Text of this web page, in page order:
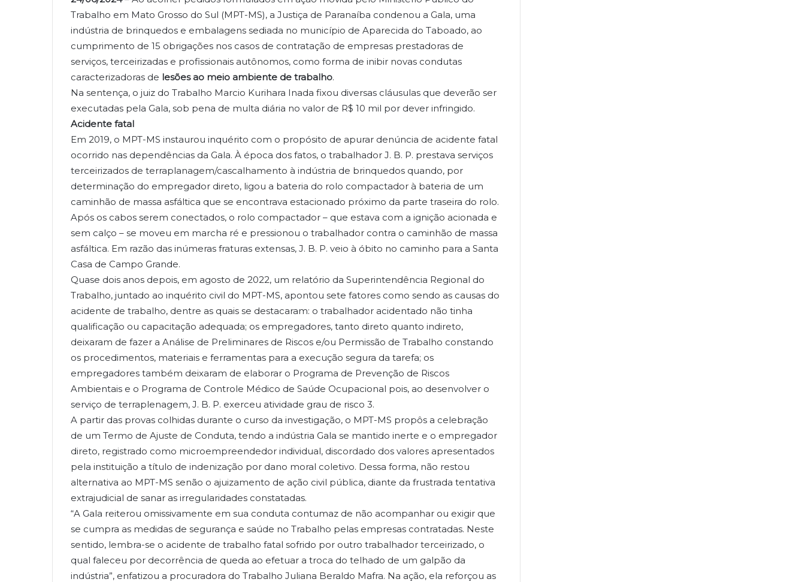
Trabalho em Mato Grosso do Sul (MPT-MS), a Justiça de Paranaíba condenou a Gala, uma
indústria de brinquedos e embalagens sediada no município de Aparecida do Taboado, ao
cumprimento de 15 obrigações nos casos de contratação de empresas prestadoras de
serviços, terceirizadas e profissionais autônomos, como forma de inibir novas condutas
caracterizadoras de lesões ao meio ambiente de trabalho.
Na sentença, o juiz do Trabalho Marcio Kurihara Inada fixou diversas cláusulas que deverão ser
executadas pela Gala, sob pena de multa diária no valor de R$ 10 mil por dever infringido.
Acidente fatal
Em 2019, o MPT-MS instaurou inquérito com o propósito de apurar denúncia de acidente fatal
ocorrido nas dependências da Gala. À época dos fatos, o trabalhador J. B. P. prestava serviços
terceirizados de terraplanagem/cascalhamento à indústria de brinquedos quando, por
determinação do empregador direto, ligou a bateria do rolo compactador à bateria de um
caminhão de massa asfáltica que se encontrava estacionado próximo da parte traseira do rolo.
Após os cabos serem conectados, o rolo compactador – que estava com a ignição acionada e
sem calço – se moveu em marcha ré e pressionou o trabalhador contra o caminhão de massa
asfáltica. Em razão das inúmeras fraturas extensas, J. B. P. veio à óbito no caminho para a Santa
Casa de Campo Grande.
Quase dois anos depois, em agosto de 2022, um relatório da Superintendência Regional do
Trabalho, juntado ao inquérito civil do MPT-MS, apontou sete fatores como sendo as causas do
acidente de trabalho, dentre as quais se destacaram: o trabalhador acidentado não tinha
qualificação ou capacitação adequada; os empregadores, tanto direto quanto indireto,
deixaram de fazer a Análise de Preliminares de Riscos e/ou Permissão de Trabalho constando
os procedimentos, materiais e ferramentas para a execução segura da tarefa; os
empregadores também deixaram de elaborar o Programa de Prevenção de Riscos
Ambientais e o Programa de Controle Médico de Saúde Ocupacional pois, ao desenvolver o
serviço de terraplenagem, J. B. P. exerceu atividade grau de risco 3.
A partir das provas colhidas durante o curso da investigação, o MPT-MS propôs a celebração
de um Termo de Ajuste de Conduta, tendo a indústria Gala se mantido inerte e o empregador
direto, registrado como microempreendedor individual, discordado dos valores apresentados
pela instituição a título de indenização por dano moral coletivo. Dessa forma, não restou
alternativa ao MPT-MS senão o ajuizamento de ação civil pública, diante da frustrada tentativa
extrajudicial de sanar as irregularidades constatadas.
“A Gala reiterou omissivamente em sua conduta contumaz de não acompanhar ou exigir que
se cumpra as medidas de segurança e saúde no Trabalho pelas empresas contratadas. Neste
sentido, lembra-se o acidente de trabalho fatal sofrido por outro trabalhador terceirizado, o
qual faleceu por decorrência de queda ao efetuar a troca do telhado de um galpão da
indústria”, enfatizou a procuradora do Trabalho Juliana Beraldo Mafra. Na ação, ela reforçou as